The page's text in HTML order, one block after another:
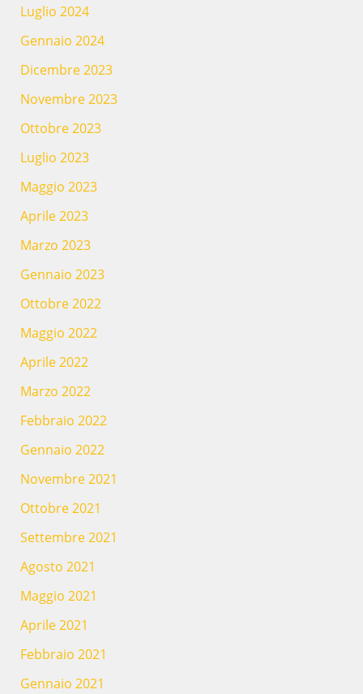
Luglio 2024
Gennaio 2024
Dicembre 2023
Novembre 2023
Ottobre 2023
Luglio 2023
Maggio 2023
Aprile 2023
Marzo 2023
Gennaio 2023
Ottobre 2022
Maggio 2022
Aprile 2022
Marzo 2022
Febbraio 2022
Gennaio 2022
Novembre 2021
Ottobre 2021
Settembre 2021
Agosto 2021
Maggio 2021
Aprile 2021
Febbraio 2021
Gennaio 2021